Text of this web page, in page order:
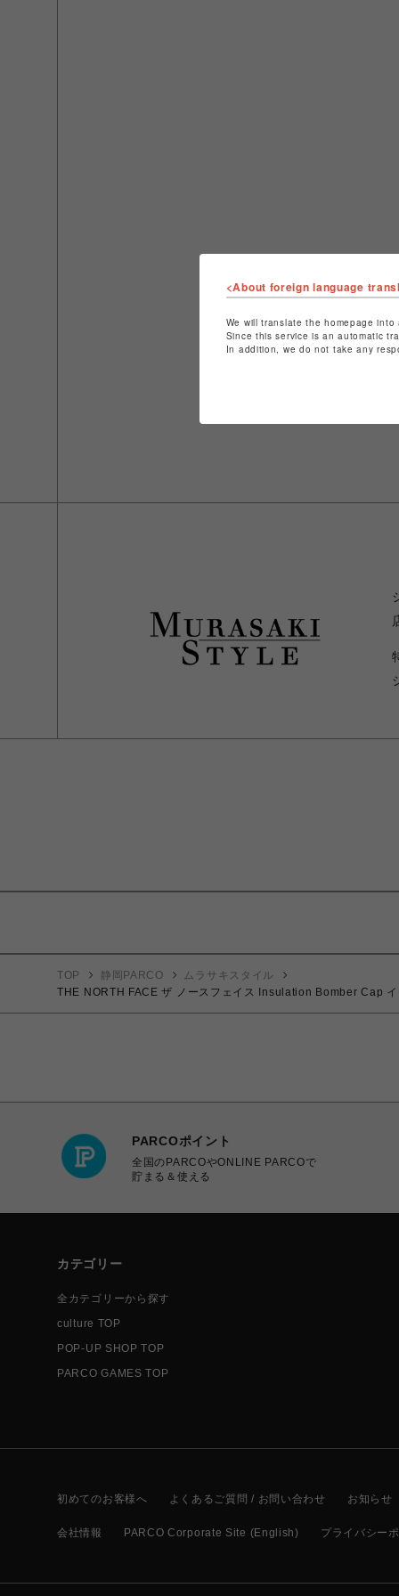
TOP 静岡PARCO
ムラサキスタイル
THE NORTH FACE ザ ノースフェイス Insulation Bomber Cap
PARCOポイント
全国のPARCOやONLINE PARCOで
貯まる＆使える
カテゴリー
全カテゴリーから探す
culture TOP
POP-UP SHOP TOP
PARCO GAMES TOP
初めてのお客様へ よくあるご質問 / お問い合わせ お知らせ
会社情報 PARCO Corporate Site (English) プライバシー
<About foreign language
We will translate the homepage
Since this service is an automatic
In addition, we do not take any